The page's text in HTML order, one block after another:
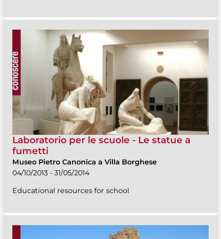
Laboratorio per le scuole - Le statue a
fumetti
Museo Pietro Canonica a Villa Borghese
04/10/2013 - 31/05/2014
Educational resources for school